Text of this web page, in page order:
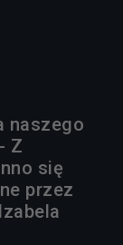
naszego
Z
się
przez